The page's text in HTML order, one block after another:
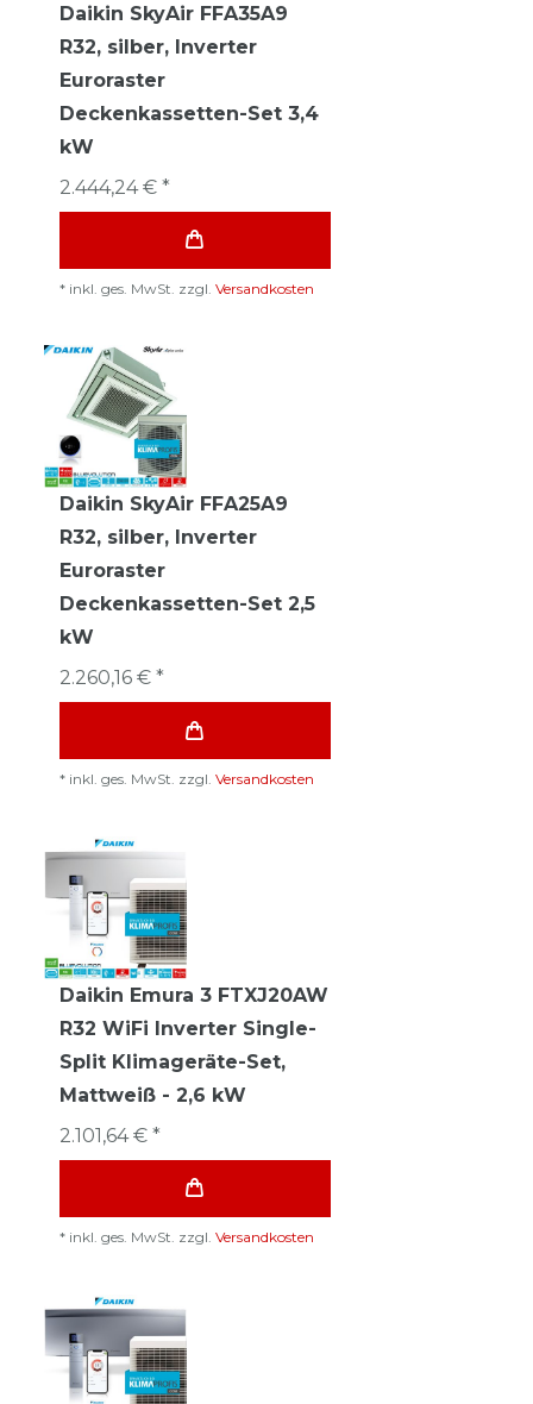
Daikin SkyAir FFA35A9
R32, silber, Inverter
Euroraster
Deckenkassetten-Set 3,4
kW
2.444,24 € *
* inkl. ges. MwSt. zzgl. Versandkosten
Daikin SkyAir FFA25A9
R32, silber, Inverter
Euroraster
Deckenkassetten-Set 2,5
kW
2.260,16 € *
* inkl. ges. MwSt. zzgl. Versandkosten
Daikin Emura 3 FTXJ20AW
R32 WiFi Inverter Single-
Split Klimageräte-Set,
Mattweiß - 2,6 kW
2.101,64 € *
* inkl. ges. MwSt. zzgl. Versandkosten